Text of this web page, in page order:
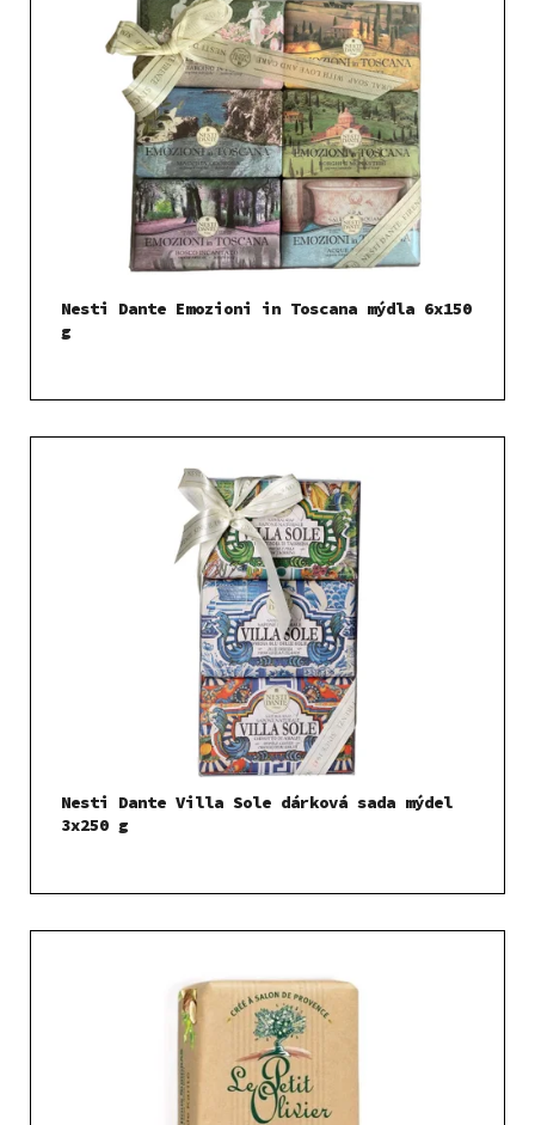
Nesti Dante Emozioni in Toscana mýdla 6x150
g
Nesti Dante Villa Sole dárková sada mýdel
3x250 g